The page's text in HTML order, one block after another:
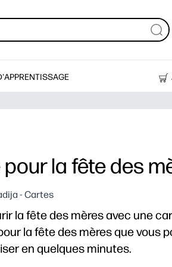
la fête des
- Cartes
la fête des mères avec une
la fête des mères que vous
en quelques minutes.